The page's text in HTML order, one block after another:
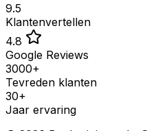
9.5
Klantenvertellen
4.8
Google Reviews
3000+
Tevreden klanten
30+
Jaar ervaring